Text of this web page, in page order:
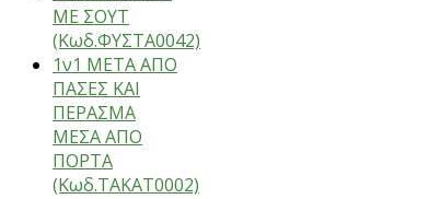
ΜΕ ΣΟΥΤ
(Κωδ.ΦΥΣΤΑ0042)
1ν1 ΜΕΤΑ ΑΠΟ
ΠΑΣΕΣ ΚΑΙ
ΠΕΡΑΣΜΑ
ΜΕΣΑ ΑΠΟ
ΠΟΡΤΑ
(Κωδ.ΤΑΚΑΤ0002)